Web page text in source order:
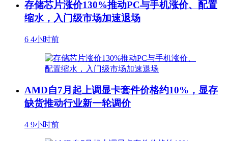
存储芯片涨价130%推动PC与手机涨价、配置
缩水，入门级市场加速退场
6 4小时前
AMD自7月起上调显卡套件价格约10%，显存
缺货推动行业新一轮调价
4 9小时前